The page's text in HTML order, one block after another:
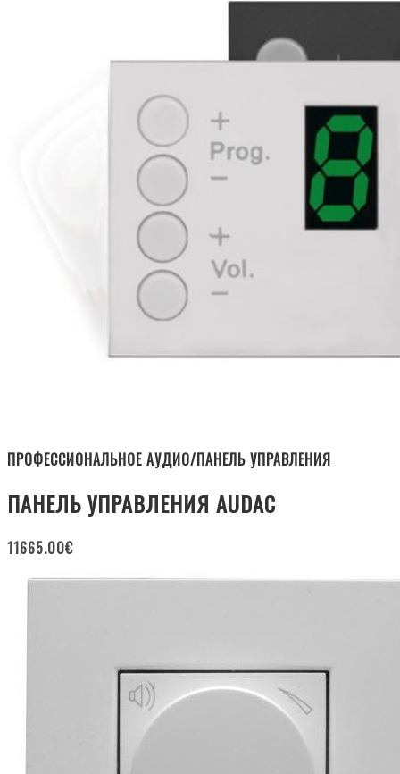
ПРОФЕССИОНАЛЬНОЕ АУДИО/ПАНЕЛЬ УПРАВЛЕНИЯ
ПАНЕЛЬ УПРАВЛЕНИЯ AUDAC
11665.00€